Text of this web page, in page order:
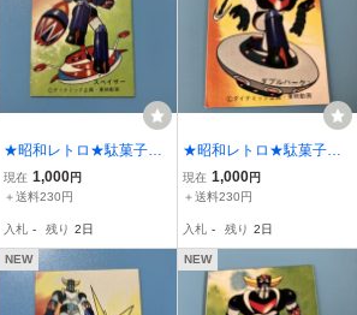
★昭和レトロ★駄菓子屋
★天田 第2弾 UFOロボ
グレンダイザー ミニカー
現在 1,000円
＋送料230円
入札 - 残り 2日
★昭和レトロ★駄菓子屋
★天田 第2弾 UFOロボ
グレンダイザー ミニカー
現在 1,000円
＋送料230円
入札 - 残り 2日
NEW NEW